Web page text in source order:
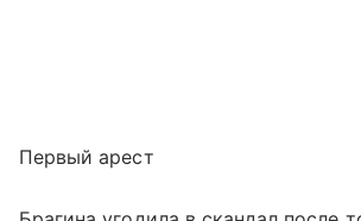
Первый арест